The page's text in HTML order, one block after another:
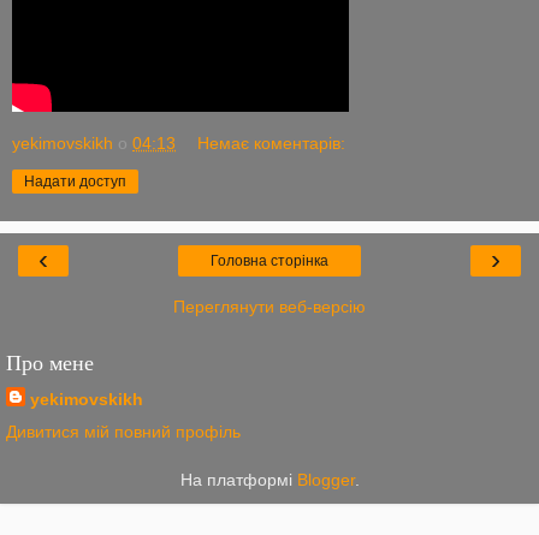
yekimovskikh о 04:13 Немає коментарів:
Надати доступ
‹ ›
Головна сторінка
Переглянути веб-версію
Про мене
yekimovskikh
Дивитися мій повний профіль
На платформі Blogger.